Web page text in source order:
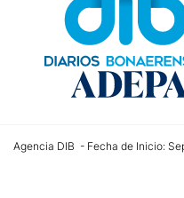
Agencia DIB - Fecha de Inicio: